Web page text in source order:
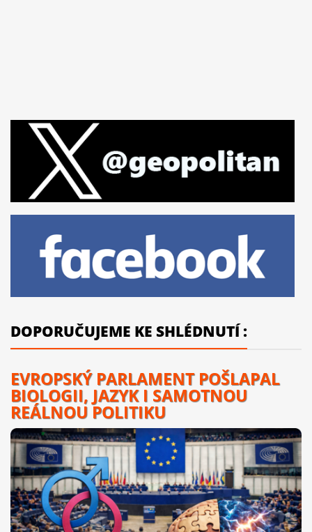
DOPORUČUJEME KE SHLÉDNUTÍ :
EVROPSKÝ PARLAMENT POŠLAPAL
BIOLOGII, JAZYK I SAMOTNOU
REÁLNOU POLITIKU